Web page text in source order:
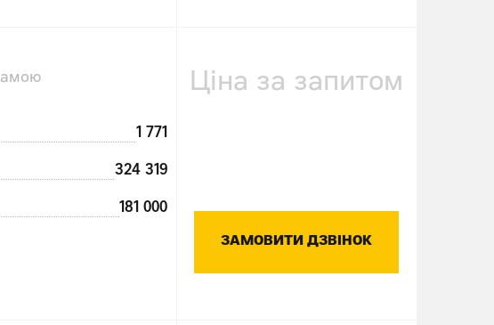
1 771
324 319
181 000
Ціна за запитом
ЗАМОВИТИ ДЗВІНОК